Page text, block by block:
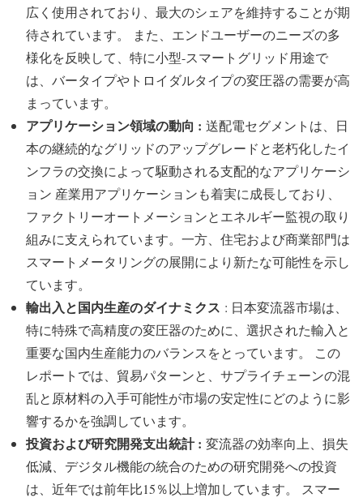
広く使用されており、最大のシェアを維持することが期
待されています。 また、エンドユーザーのニーズの多
様化を反映して、特に小型-スマートグリッド用途で
は、バータイプやトロイダルタイプの変圧器の需要が高
まっています。
アプリケーション領域の動向 : 送配電セグメントは、日
本の継続的なグリッドのアップグレードと老朽化したイ
ンフラの交換によって駆動される支配的なアプリケーシ
ョン 産業用アプリケーションも着実に成長しており、
ファクトリーオートメーションとエネルギー監視の取り
組みに支えられています。一方、住宅および商業部門は
スマートメータリングの展開により新たな可能性を示し
ています。
輸出入と国内生産のダイナミクス : 日本変流器市場は、
特に特殊で高精度の変圧器のために、選択された輸入と
重要な国内生産能力のバランスをとっています。 この
レポートでは、貿易パターンと、サプライチェーンの混
乱と原材料の入手可能性が市場の安定性にどのように影
響するかを強調しています。
投資および研究開発支出統計 : 変流器の効率向上、損失
低減、デジタル機能の統合のための研究開発への投資
は、近年では前年比15％以上増加しています。 スマー